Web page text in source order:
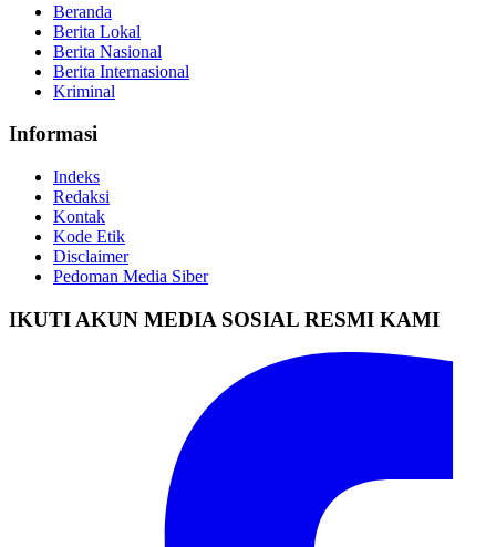
Beranda
Berita Lokal
Berita Nasional
Berita Internasional
Kriminal
Informasi
Indeks
Redaksi
Kontak
Kode Etik
Disclaimer
Pedoman Media Siber
IKUTI AKUN MEDIA SOSIAL RESMI KAMI